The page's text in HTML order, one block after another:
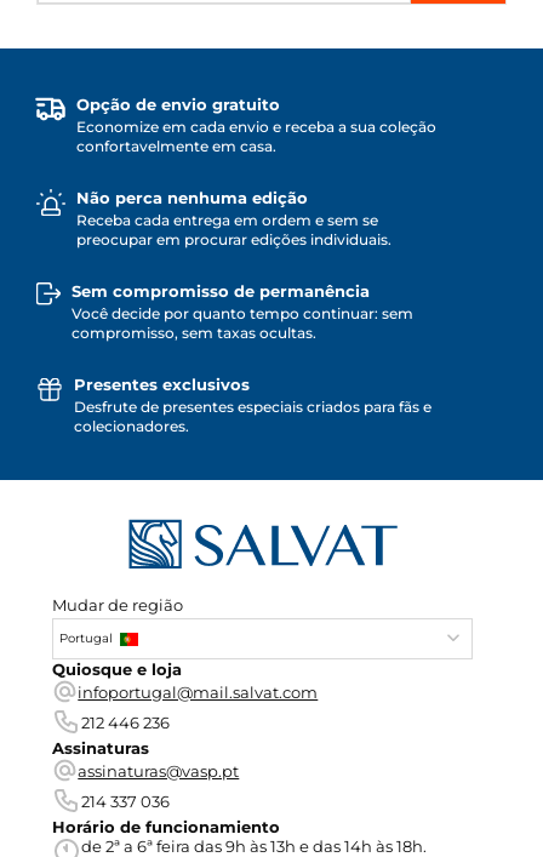
Opção de envio gratuito
Economize em cada envio e receba a sua coleção
confortavelmente em casa.
Não perca nenhuma edição
Receba cada entrega em ordem e sem se
preocupar em procurar edições individuais.
Sem compromisso de permanência
Você decide por quanto tempo continuar: sem
compromisso, sem taxas ocultas.
Presentes exclusivos
Desfrute de presentes especiais criados para fãs e
colecionadores.
Mudar de região
Portugal
Quiosque e loja
infoportugal@mail.salvat.com
212 446 236
Assinaturas
assinaturas@vasp.pt
214 337 036
Horário de funcionamiento
de 2ª a 6ª feira das 9h às 13h e das 14h às 18h.